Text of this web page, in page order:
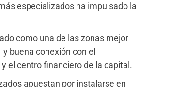
especializados ha impulsado la
como una de las zonas mejor
buena conexión con el
el centro financiero de la capital.
apuestan por instalarse en